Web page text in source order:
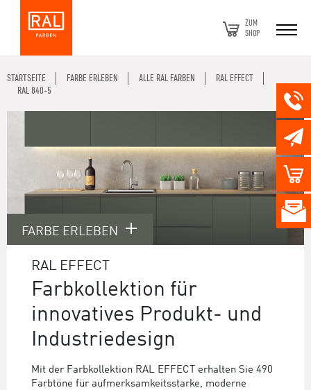
ZUM
SHOP
STARTSEITE FARBE ERLEBEN ALLE RAL FARBEN
RAL EFFECT
RAL 840-5
FARBE ERLEBEN
RAL EFFECT
Farbkollektion für
innovatives Produkt- und
Industriedesign
Mit der Farbkollektion RAL EFFECT erhalten Sie 490
Farbtöne für aufmerksamkeitsstarke, moderne